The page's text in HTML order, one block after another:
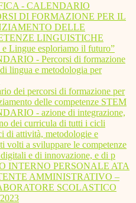
- CALENDARIO
DI FORMAZIONE PER IL
DELLE
LINGUISTICHE
Lingue esploriamo il futuro”
- Percorsi di formazione
lingua e metodologia per
dei percorsi di formazione per
delle competenze STEM
- azione di integrazione,
dei curricula di tutti i cicli
di attività, metodologie e
volti a sviluppare le competenze
e di innovazione, e di p
INTERNO PERSONALE ATA
AMMINISTRATIVO –
SCOLASTICO